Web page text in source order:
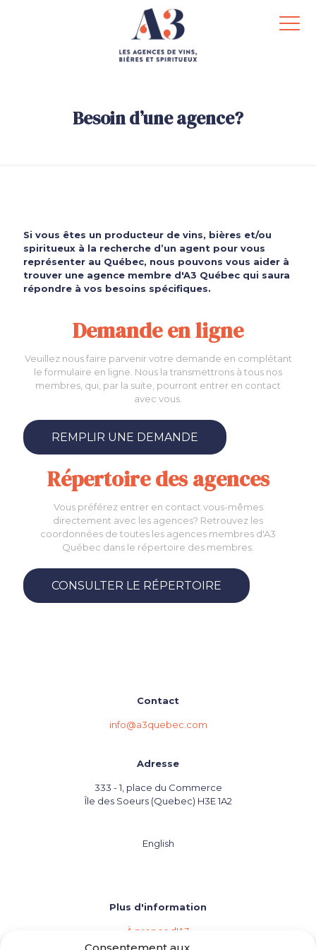
Besoin d’une agence?
Si vous êtes un producteur de vins, bières et/ou
spiritueux à la recherche d’un agent pour vous
représenter au Québec, nous pouvons vous aider à
trouver une agence membre d'A3 Québec qui saura
répondre à vos besoins spécifiques.
Demande en ligne
Veuillez nous faire parvenir votre demande en complétant
le formulaire en ligne. Nous la transmettrons à tous nos
membres, qui, par la suite, pourront entrer en contact
avec vous.
REMPLIR UNE DEMANDE
Répertoire des agences
Vous préférez entrer en contact vous-mêmes
directement avec les agences? Retrouvez les
coordonnées de toutes les agences membres d'A3
Québec dans le répertoire des membres.
CONSULTER LE RÉPERTOIRE
Contact
info@a3quebec.com
Adresse
333 - 1, place du Commerce
Île des Soeurs (Quebec) H3E 1A2
English
Plus d'information
À propos d'A3
Les agences de vins, bières et spiritueux